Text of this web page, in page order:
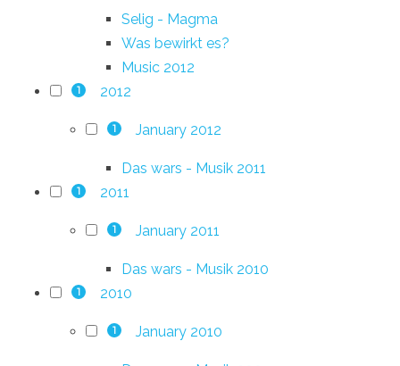
Selig - Magma
Was bewirkt es?
Music 2012
1 2012
1 January 2012
Das wars - Musik 2011
1 2011
1 January 2011
Das wars - Musik 2010
1 2010
1 January 2010